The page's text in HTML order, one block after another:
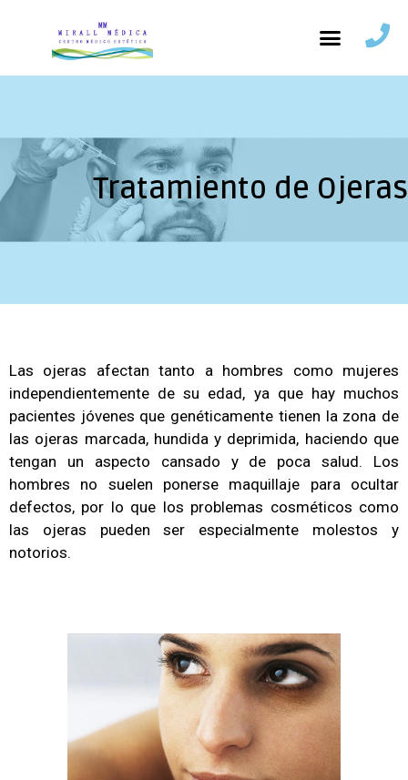
Tratamiento de Ojeras
Las ojeras afectan tanto a hombres como mujeres
independientemente de su edad, ya que hay muchos
pacientes jóvenes que genéticamente tienen la zona de
las ojeras marcada, hundida y deprimida, haciendo que
tengan un aspecto cansado y de poca salud. Los
hombres no suelen ponerse maquillaje para ocultar
defectos, por lo que los problemas cosméticos como
las ojeras pueden ser especialmente molestos y
notorios.